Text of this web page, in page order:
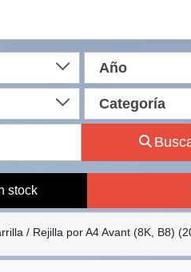
Año
Categoría
stock
/ Rejilla por A4 Avant (8K, B8)